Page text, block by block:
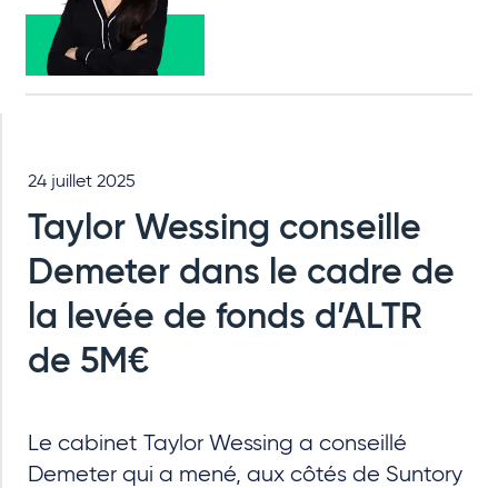
24 juillet 2025
Taylor Wessing conseille
Demeter dans le cadre de
la levée de fonds d’ALTR
de 5M€
Le cabinet Taylor Wessing a conseillé
Demeter qui a mené, aux côtés de Suntory